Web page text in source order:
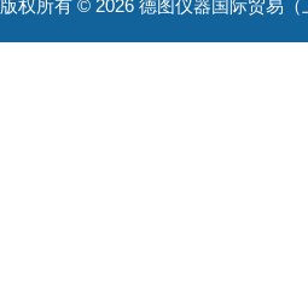
版权所有 © 2026 德图仪器国际贸易